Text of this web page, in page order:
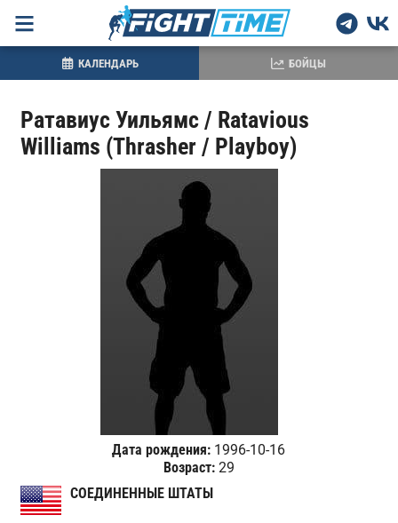
Ратавиус Уильямс / Ratavious
Williams (Thrasher / Playboy)
Дата рождения: 1996-10-16
Возраст:29
СОЕДИНЕННЫЕ ШТАТЫ
КАЛЕНДАРЬ БОЙЦЫ